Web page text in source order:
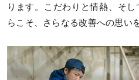
ります。こだわりと情熱、そ
らこそ、さらなる改善への思い